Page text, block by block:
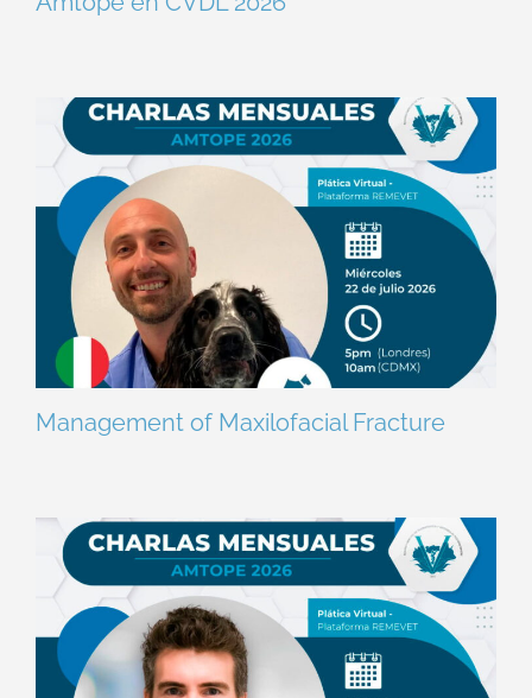
Management of Maxilofacial Fracture